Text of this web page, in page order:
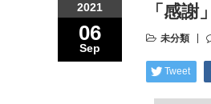
2021
06
Sep
「感謝」
未分類
Tweet